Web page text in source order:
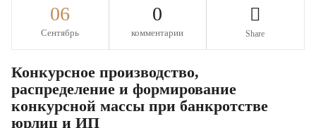
06
Сентябрь
0
комментарии Share
Конкурсное производство,
распределение и формирование
конкурсной массы при банкротстве
юрлиц и ИП